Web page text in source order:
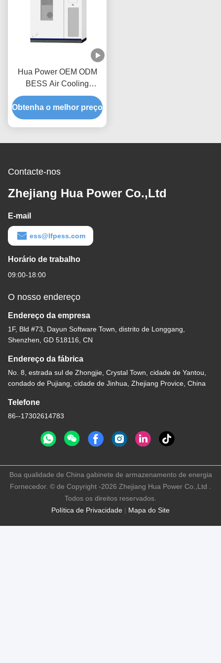
Hua Power OEM ODM
BESS Air Cooling
100kW/215kWh Sistema
de Container de
Armazenamento de
nominal de 215,04KWh e
Obtenha o melhor preço
Contacte-nos
Zhejiang Hua Power Co.,Ltd
E-mail
ess@lfpess.com
Horário de trabalho
09:00-18:00
O nosso endereço
Endereço da empresa
1F, Bld #73, Dayun Software Town, distrito de Longgang,
Shenzhen, GD 518116, CN
Endereço da fábrica
No. 8, estrada sul de Zhongjie, Crystal Town, cidade de Yantou,
condado de Pujiang, cidade de Jinhua, Zhejiang Provice, China
Telefone
86--17302614783
Política de Privacidade | Mapa do Site
Boa qualidade de China gabinete de armazenamento de energia
Fornecedor. © de Copyright -2026 Zhejiang Hua Power Co.,Ltd .
Todos os direitos reservados.